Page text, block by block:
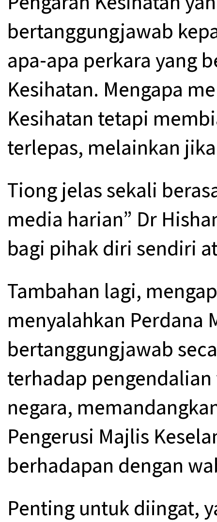
bertanggungjawab
apa-apa perkara yang
Kesihatan. Mengapa
Kesihatan tetapi
terlepas, melainkan
Tiong jelas sekali
media harian” Dr
bagi pihak diri sendiri
Tambahan lagi,
menyalahkan Perdana
bertanggungjawab
terhadap
negara,
Pengerusi Majlis
berhadapan dengan
Penting untuk diingat,